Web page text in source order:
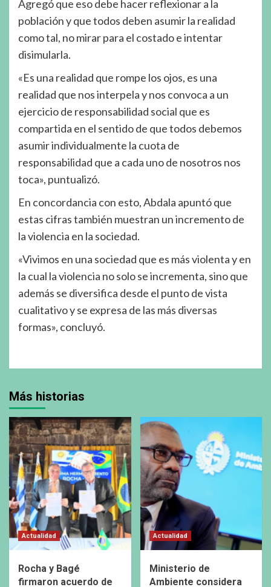
Agregó que eso debe hacer reflexionar a la
población y que todos deben asumir la realidad
como tal, no mirar para el costado e intentar
disimularla.
«Es una realidad que rompe los ojos, es una
realidad que nos interpela y nos convoca a un
ejercicio de responsabilidad social que es
compartida en el sentido de que todos debemos
asumir individualmente la cuota de
responsabilidad que a cada uno de nosotros nos
toca», puntualizó.
En concordancia con esto, Abdala apuntó que
estas cifras también muestran un incremento de
la violencia en la sociedad.
«Vivimos en una sociedad que es más violenta y en
la cual la violencia no solo se incrementa, sino que
además se diversifica desde el punto de vista
cualitativo y se expresa de las más diversas
formas», concluyó.
Más historias
Actualidad
Rocha y Bagé
firmaron acuerdo de
Actualidad
Ministerio de
Ambiente considera